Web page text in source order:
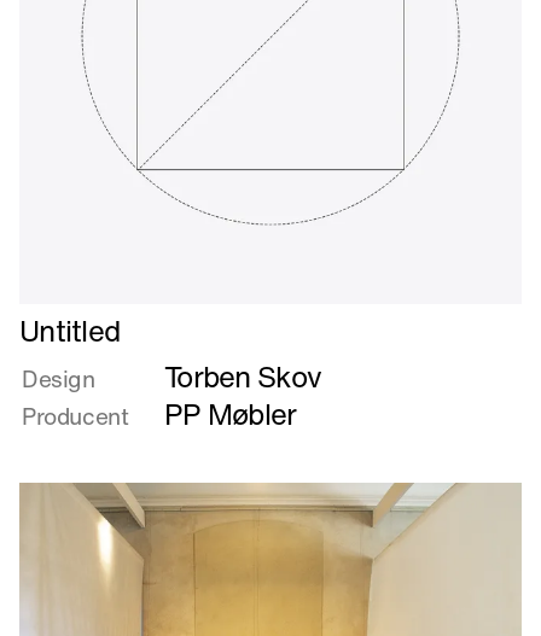
Læs
mere
om
Untitled
Untitled
Design Torben Skov
Producent PP Møbler